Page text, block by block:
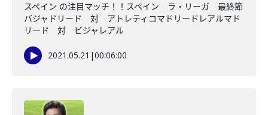
スペイン の注目マッチ！！スペイン ラ・リーガ 最終節
バジャドリード 対 アトレティコマドリードレアルマド
リード 対 ビジャレアル
2021.05.21 |00:06:00